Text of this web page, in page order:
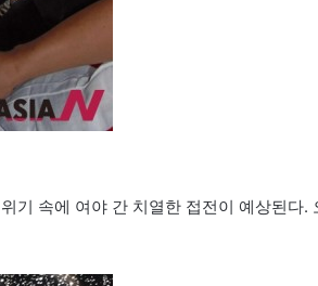
기 속에 여야 간 치열한 접전이 예상된다.